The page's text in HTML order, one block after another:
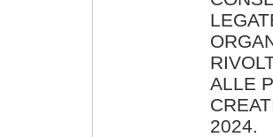
ALLE
2024.